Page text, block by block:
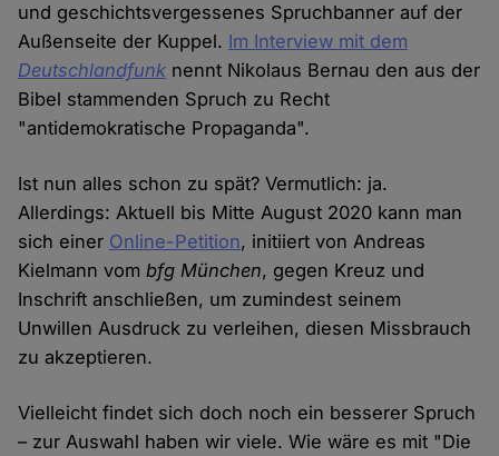
und geschichtsvergessenes Spruchbanner auf der
Außenseite der Kuppel. Im Interview mit dem
Deutschlandfunk nennt Nikolaus Bernau den aus der
Bibel stammenden Spruch zu Recht
"antidemokratische Propaganda".
Ist nun alles schon zu spät? Vermutlich: ja.
Allerdings: Aktuell bis Mitte August 2020 kann man
sich einer Online-Petition, initiiert von Andreas
Kielmann vombfg München, gegen Kreuz und
Inschrift anschließen, um zumindest seinem
Unwillen Ausdruck zu verleihen, diesen Missbrauch
zu akzeptieren.
Vielleicht findet sich doch noch ein besserer Spruch
– zur Auswahl haben wir viele. Wie wäre es mit "Die